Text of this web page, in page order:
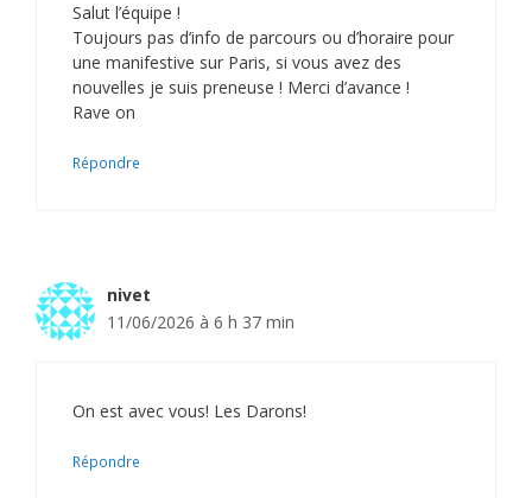
Salut l’équipe !
Toujours pas d’info de parcours ou d’horaire pour
une manifestive sur Paris, si vous avez des
nouvelles je suis preneuse ! Merci d’avance !
Rave on
Répondre
nivet
11/06/2026 à 6 h 37 min
On est avec vous! Les Darons!
Répondre